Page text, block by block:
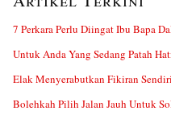
7 Perkara Perlu Diingat Ibu Bapa
Untuk Anda Yang Sedang Patah
Elak Menyerabutkan Fikiran
Bolehkah Pilih Jalan Jauh Untuk